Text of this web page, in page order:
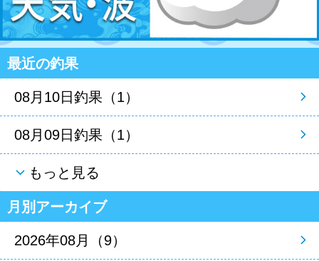
最近の釣果
08月10日釣果（1）
08月09日釣果（1）
もっと見る
月別アーカイブ
2026年08月（9）